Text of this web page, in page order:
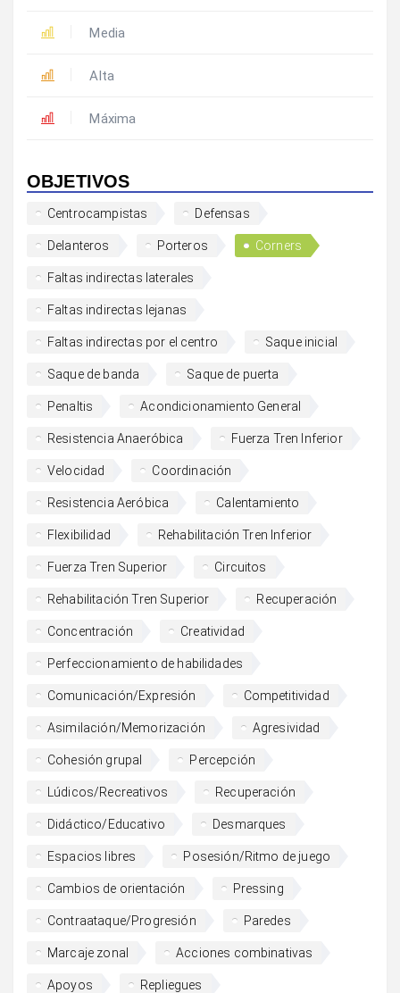
Media
Alta
Máxima
OBJETIVOS
Centrocampistas Defensas
Delanteros Porteros Corners
Faltas indirectas laterales
Faltas indirectas lejanas
Faltas indirectas por el centro Saque inicial
Saque de banda Saque de puerta
Penaltis Acondicionamiento General
Resistencia Anaeróbica Fuerza Tren Inferior
Velocidad Coordinación
Resistencia Aeróbica Calentamiento
Flexibilidad Rehabilitación Tren Inferior
Fuerza Tren Superior Circuitos
Rehabilitación Tren Superior Recuperación
Concentración Creatividad
Perfeccionamiento de habilidades
Comunicación/Expresión Competitividad
Asimilación/Memorización Agresividad
Cohesión grupal Percepción
Lúdicos/Recreativos Recuperación
Didáctico/Educativo Desmarques
Espacios libres Posesión/Ritmo de juego
Cambios de orientación Pressing
Contraataque/Progresión Paredes
Marcaje zonal Acciones combinativas
Apoyos Repliegues